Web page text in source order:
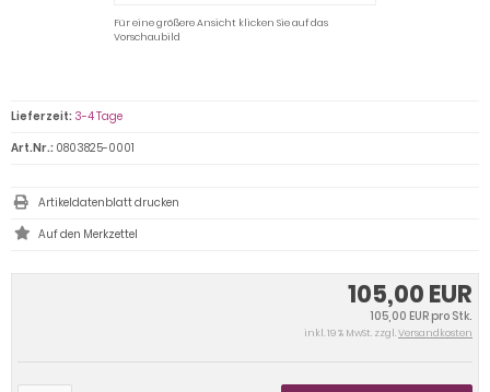
Für eine größere Ansicht klicken Sie auf das
Vorschaubild
105,00 EUR
105,00 EUR pro Stk.
inkl. 19 % MwSt. zzgl.Versandkosten
Lieferzeit: 3-4 Tage
Art.Nr.: 0803825-0001
Artikeldatenblatt drucken